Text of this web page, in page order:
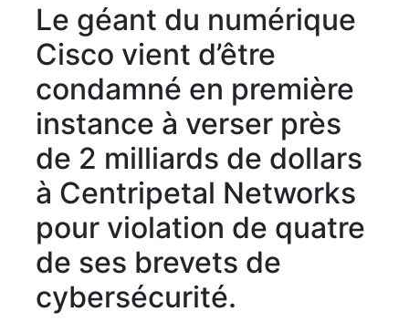
Le géant du numérique
Cisco vient d’être
condamné en première
instance à verser près
de 2 milliards de dollars
à Centripetal Networks
pour violation de quatre
de ses brevets de
cybersécurité.